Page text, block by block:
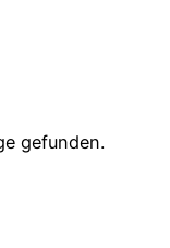
gefunden.